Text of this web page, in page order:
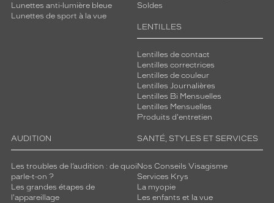
Lunettes anti-lumière bleue
Lunettes de sport à la vue
Soldes
LENTILLES
Lentilles de contact
Lentilles correctrices
Lentilles de couleur
Lentilles Journalières
Lentilles Bi Mensuelles
Lentilles Mensuelles
Produits d'entretien
AUDITION
Les troubles de l’audition : de quoi
parle-t-on ?
Les grandes étapes de
l'appareillage
SANTÉ, STYLES ET SERVICES
Nos Conseils Visagisme
Services Krys
La myopie
Les enfants et la vue